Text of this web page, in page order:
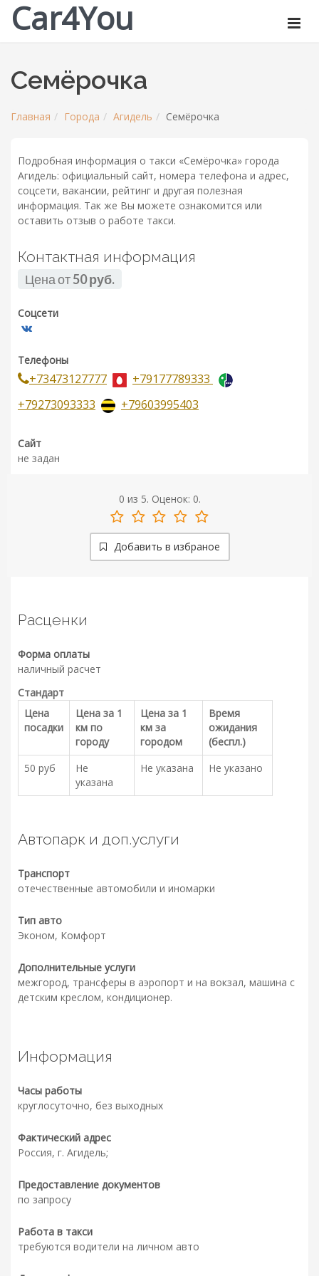
Car4You
Семёрочка
Главная Города Агидель Семёрочка
Подробная информация о такси «Семёрочка» города
Агидель: официальный сайт, номера телефона и адрес,
соцсети, вакансии, рейтинг и другая полезная
информация. Так же Вы можете ознакомится или
оставить отзыв о работе такси.
Контактная информация
Цена от50 руб.
Соцсети
Телефоны
+73473127777
+79177789333
+79273093333
+79603995403
Сайт
не задан
0 из 5. Оценок: 0.
Добавить в избраное
Расценки
Форма оплаты
наличный расчет
Стандарт
Цена
посадки
Цена за 1
км по
городу
Цена за 1
км за
городом
Время
ожидания
(беспл.)
50 руб
Не
указана
Не указана Не указано
Автопарк и доп.услуги
Транспорт
отечественные автомобили и иномарки
Тип авто
Эконом, Комфорт
Дополнительные услуги
межгород, трансферы в аэропорт и на вокзал, машина с
детским креслом, кондиционер.
Информация
Часы работы
круглосуточно, без выходных
Фактический адрес
Россия, г. Агидель;
Предоставление документов
по запросу
Работа в такси
требуются водители на личном авто